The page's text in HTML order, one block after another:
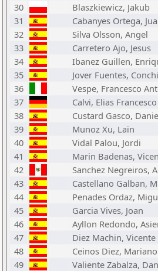
30
Blaszkiewicz, Jakub
31
Cabanyes Ortega,
32
Silva Olsson, Angel
33
Carretero Ajo, Jesus
34
Ibanez Guillen,
35
Jover Fuentes,
36
Vespe, Francesco
37
Calvi, Elias Francesco
38
Custard Gasco,
39
Munoz Xu, Lain
40
Vidal Palou, Jordi
41
Marin Badenas,
42
Sanchez Negreiros,
43
Castellano Galban,
44
Penades Ordaz,
45
Garcia Vives, Joan
46
Ayllon Redondo,
47
Diez Machin, Vicente
48
Ceinos Diez, Mariano
49
Valiente Zabalza,